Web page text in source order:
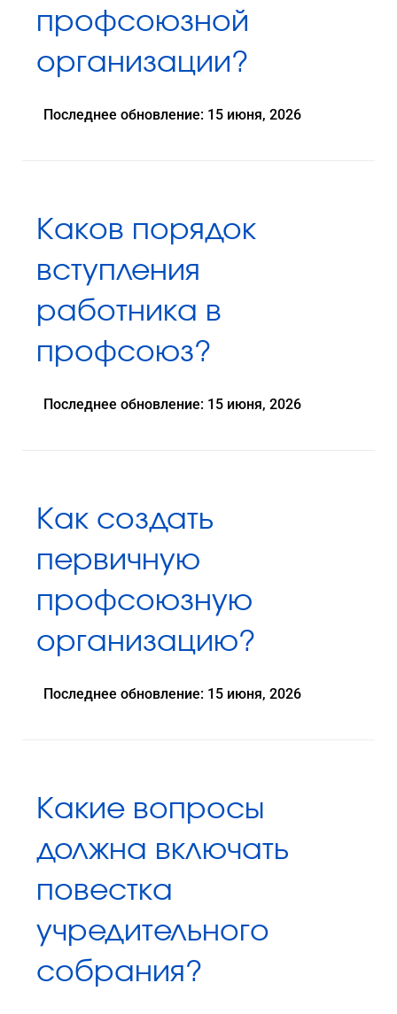
профсоюзной
организации?
Последнее обновление: 15 июня, 2026
Каков порядок
вступления
работника в
профсоюз?
Последнее обновление: 15 июня, 2026
Как создать
первичную
профсоюзную
организацию?
Последнее обновление: 15 июня, 2026
Какие вопросы
должна включать
повестка
учредительного
собрания?